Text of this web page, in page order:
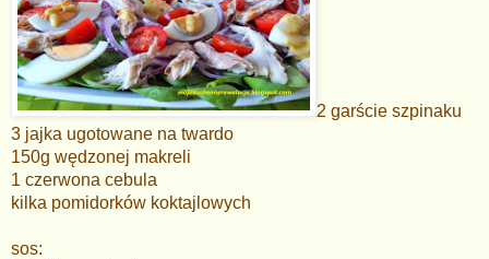
2 garście szpinaku
3 jajka ugotowane na twardo
150g wędzonej makreli
1 czerwona cebula
kilka pomidorków koktajlowych
sos: